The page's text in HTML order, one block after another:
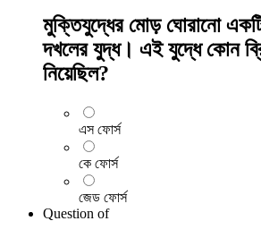
মুক্তিযুদ্ধের মোড় ঘোরানো
দখলের যুদ্ধ। এই যুদ্ধে কোন
নিয়েছিল?
এস ফোর্স
কে ফোর্স
জেড ফোর্স
Question of